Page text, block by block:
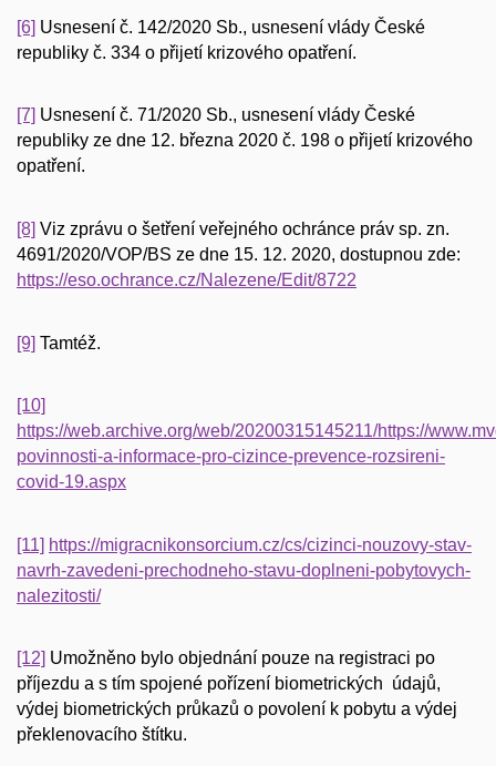
[6] Usnesení č. 142/2020 Sb., usnesení vlády České
republiky č. 334 o přijetí krizového opatření.
[7] Usnesení č. 71/2020 Sb., usnesení vlády České
republiky ze dne 12. března 2020 č. 198 o přijetí krizového
opatření.
[8] Viz zprávu o šetření veřejného ochránce práv sp. zn.
4691/2020/VOP/BS ze dne 15. 12. 2020, dostupnou zde:
https://eso.ochrance.cz/Nalezene/Edit/8722
[9] Tamtéž.
[10]
https://web.archive.org/web/20200315145211/https://
povinnosti-a-informace-pro-cizince-prevence-rozsireni-
covid-19.aspx
[11] https://migracnikonsorcium.cz/cs/cizinci-nouzovy-stav-
navrh-zavedeni-prechodneho-stavu-doplneni-pobytovych-
nalezitosti/
[12] Umožněno bylo objednání pouze na registraci po
příjezdu a s tím spojené pořízení biometrických údajů,
výdej biometrických průkazů o povolení k pobytu a výdej
překlenovacího štítku.